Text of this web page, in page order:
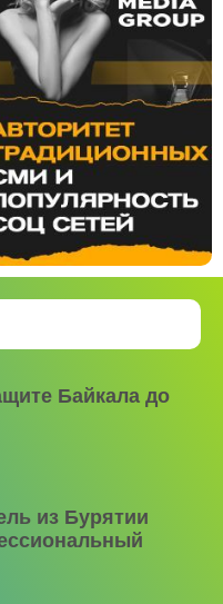
Байкала до
из Бурятии